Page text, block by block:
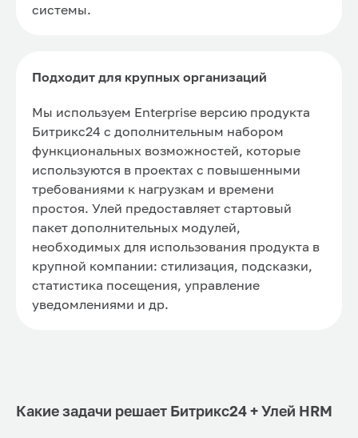
системы.
Подходит для крупных организаций
Мы используем Enterprise версию продукта
Битрикс24 с дополнительным набором
функциональных возможностей, которые
используются в проектах с повышенными
требованиями к нагрузкам и времени
простоя. Улей предоставляет стартовый
пакет дополнительных модулей,
необходимых для использования продукта в
крупной компании: стилизация, подсказки,
статистика посещения, управление
уведомлениями и др.
Какие задачи решает Битрикс24 + Улей HRM